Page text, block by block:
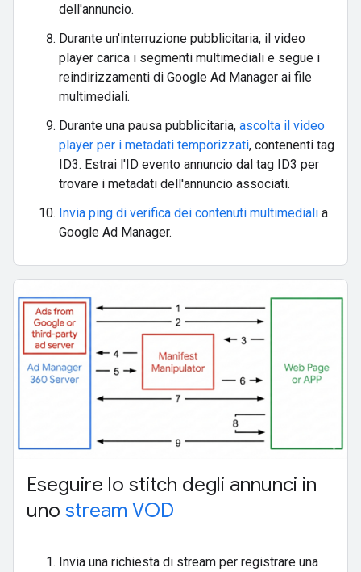
dell'annuncio.
Durante un'interruzione pubblicitaria, il video
player carica i segmenti multimediali e segue i
reindirizzamenti di Google Ad Manager ai file
multimediali.
Durante una pausa pubblicitaria, ascolta il video
player per i metadati temporizzati, contenenti tag
ID3. Estrai l'ID evento annuncio dal tag ID3 per
trovare i metadati dell'annuncio associati.
Invia ping di verifica dei contenuti multimediali a
Google Ad Manager.
Eseguire lo stitch degli annunci in
uno stream VOD
Invia una richiesta di stream per registrare una